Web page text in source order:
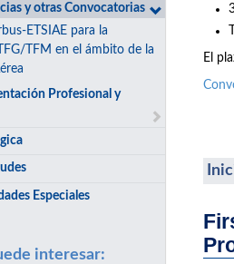
y otras Convocatorias
ETSIAE para la
TFM en el ámbito de la
Profesional y
Especiales
interesar:
El